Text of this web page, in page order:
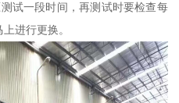
试一段时间，再测试时要检查每
进行更换。